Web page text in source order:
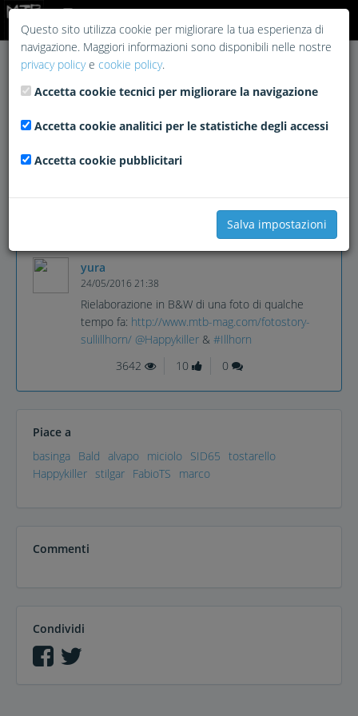
yura
24/05/2016 21:38
Rielaborazione in B&W di una foto di qualche
tempo fa: http://www.mtb-mag.com/fotostory-
sullillhorn/ @Happykiller & #Illhorn
3642
10 0
Piace a
basinga Bald alvapo miciolo SID65 tostarello
Happykiller stilgar FabioTS marco
Commenti
Condividi
Questo sito utilizza cookie per migliorare la tua esperienza di
navigazione. Maggiori informazioni sono disponibili nelle nostre
privacy policye cookie policy.
Accetta cookie tecnici per migliorare la navigazione
Accetta cookie analitici per le statistiche degli accessi
Accetta cookie pubblicitari
Salva impostazioni